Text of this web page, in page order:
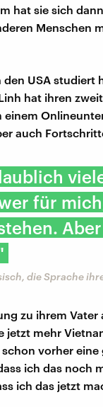
hat sie sich
Menschen
den USA studiert
hat ihren
einem
auch
für
die Sprache
zu ihrem
jetzt mehr
vorher
ich das noch
ich das jetzt